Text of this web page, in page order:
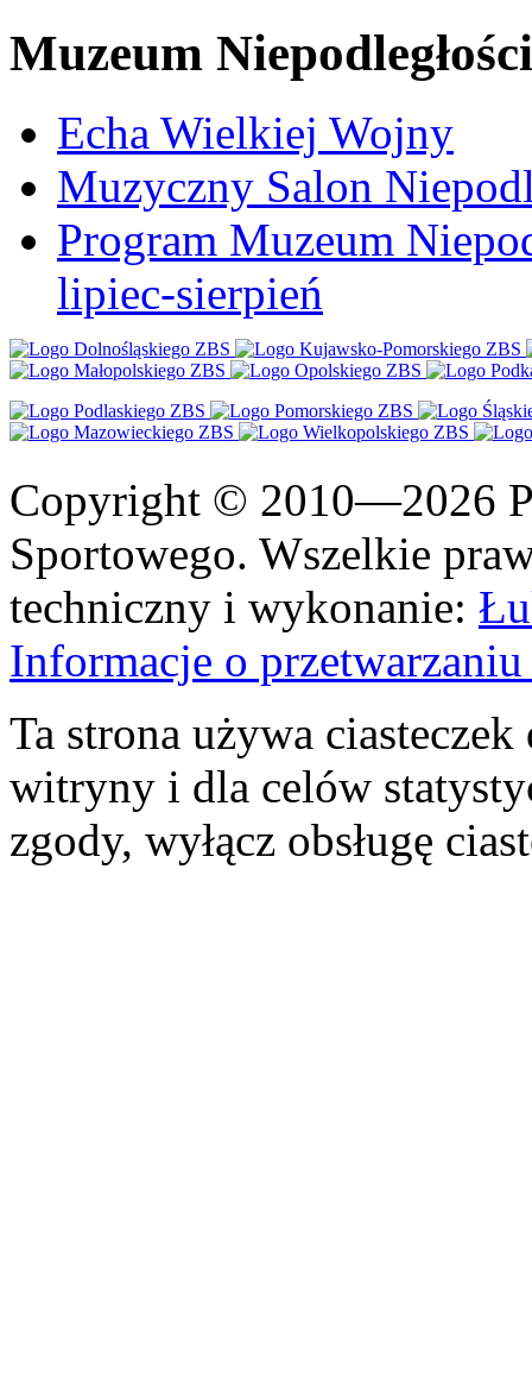
Muzeum Niepodległości
Echa Wielkiej Wojny
Muzyczny Salon
Program Muzeum
lipiec-sierpień
Copyright © 2010—2026
Sportowego. Wszelkie
techniczny i wykonanie:
Informacje o
Ta strona używa
witryny i dla celów
zgody, wyłącz obsługę